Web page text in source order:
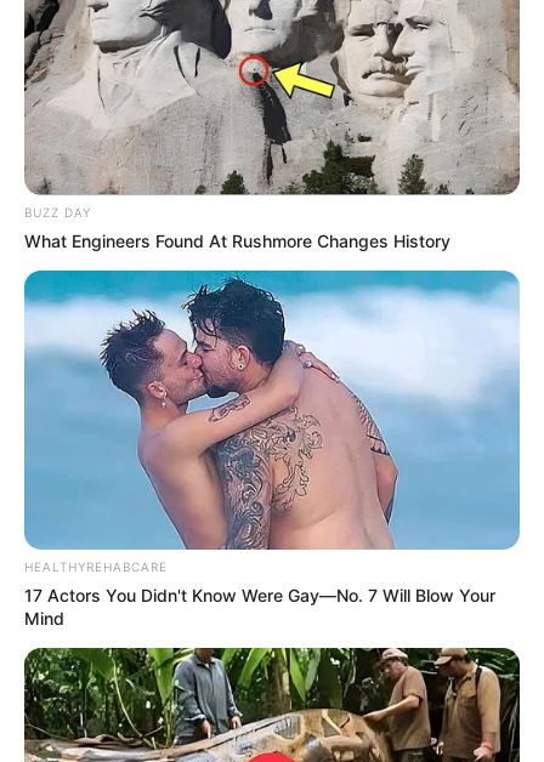
BUZZ DAY
What Engineers Found At Rushmore Changes History
HEALTHYREHABCARE
17 Actors You Didn't Know Were Gay—No. 7 Will Blow Your
Mind